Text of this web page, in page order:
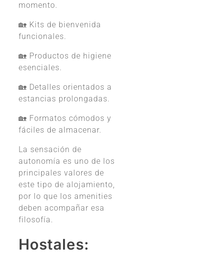
momento.
🏡 Kits de bienvenida
funcionales.
🏡 Productos de higiene
esenciales.
🏡 Detalles orientados a
estancias prolongadas.
🏡 Formatos cómodos y
fáciles de almacenar.
La sensación de
autonomía es uno de los
principales valores de
este tipo de alojamiento,
por lo que los amenities
deben acompañar esa
filosofía.
Hostales: